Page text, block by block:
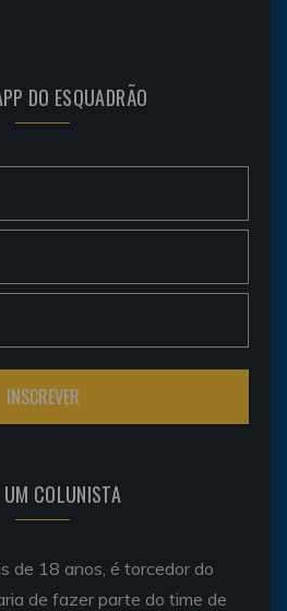
DO ESQUADRÃO
UM COLUNISTA
de 18 anos, é torcedor do
de fazer parte do time de